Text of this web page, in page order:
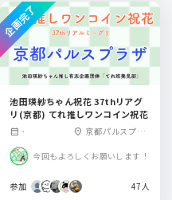
池田瑛紗ちゃん祝花 37thリアグ
リ(京都) てれ推しワンコイン祝花
calendar_month - location_on 京都パルスプラ
今回もよろしくお願いします！
参加 47人
企画完了